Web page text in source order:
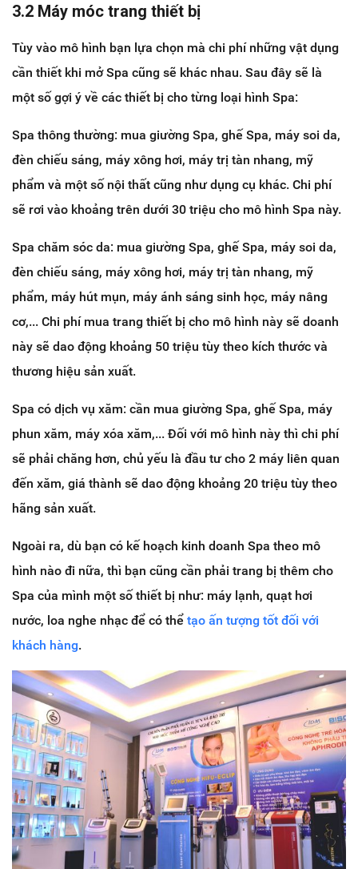
3.2 Máy móc trang thiết bị
Tùy vào mô hình bạn lựa chọn mà chi phí những vật dụng
cần thiết khi mở Spa cũng sẽ khác nhau. Sau đây sẽ là
một số gợi ý về các thiết bị cho từng loại hình Spa:
Spa thông thường: mua giường Spa, ghế Spa, máy soi da,
đèn chiếu sáng, máy xông hơi, máy trị tàn nhang, mỹ
phẩm và một số nội thất cũng như dụng cụ khác. Chi phí
sẽ rơi vào khoảng trên dưới 30 triệu cho mô hình Spa này.
Spa chăm sóc da: mua giường Spa, ghế Spa, máy soi da,
đèn chiếu sáng, máy xông hơi, máy trị tàn nhang, mỹ
phẩm, máy hút mụn, máy ánh sáng sinh học, máy nâng
cơ,... Chi phí mua trang thiết bị cho mô hình này sẽ doanh
này sẽ dao động khoảng 50 triệu tùy theo kích thước và
thương hiệu sản xuất.
Spa có dịch vụ xăm: cần mua giường Spa, ghế Spa, máy
phun xăm, máy xóa xăm,... Đối với mô hình này thì chi phí
sẽ phải chăng hơn, chủ yếu là đầu tư cho 2 máy liên quan
đến xăm, giá thành sẽ dao động khoảng 20 triệu tùy theo
hãng sản xuất.
Ngoài ra, dù bạn có kế hoạch kinh doanh Spa theo mô
hình nào đi nữa, thì bạn cũng cần phải trang bị thêm cho
Spa của mình một số thiết bị như: máy lạnh, quạt hơi
nước, loa nghe nhạc để có thể tạo ấn tượng tốt đối với
khách hàng.